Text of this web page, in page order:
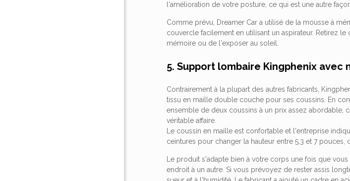
l'amélioration de votre posture, ce qui est une autre
Comme prévu, Dreamer Car a utilisé de la mousse à
couvercle facilement en utilisant un aspirateur. Retirez
mémoire ou de l'exposer au soleil.
5. Support lombaire Kingphenix avec
Contrairement à la plupart des autres fabricants,
tissu en maille double couche pour ses coussins. En
ensemble de deux coussins à un prix assez abordable,
véritable affaire.
Le coussin en maille est confortable et l'entreprise
ceintures pour changer la hauteur entre 5,3 et 7 pouces,
Le produit s'adapte bien à votre corps une fois que
endroit à un autre. Si vous prévoyez de rester assis